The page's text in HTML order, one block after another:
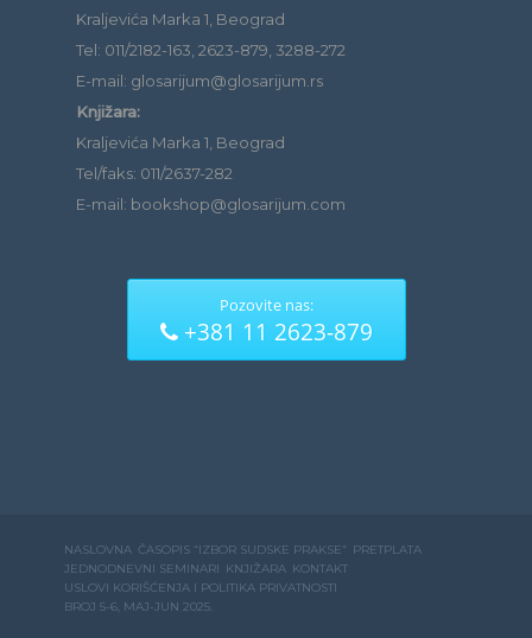
Kraljevića Marka 1, Beograd
Tel: 011/2182-163, 2623-879, 3288-272
E-mail: glosarijum@glosarijum.rs
Knjižara:
Kraljevića Marka 1, Beograd
Tel/faks: 011/2637-282
E-mail: bookshop@glosarijum.com
Pozovite nas:
+381 11 2623-879
NASLOVNA ČASOPIS “IZBOR SUDSKE PRAKSE” PRETPLATA
JEDNODNEVNI SEMINARI KNJIŽARA KONTAKT
USLOVI KORIŠĆENJA I POLITIKA PRIVATNOSTI
BROJ 5-6, MAJ-JUN 2025.